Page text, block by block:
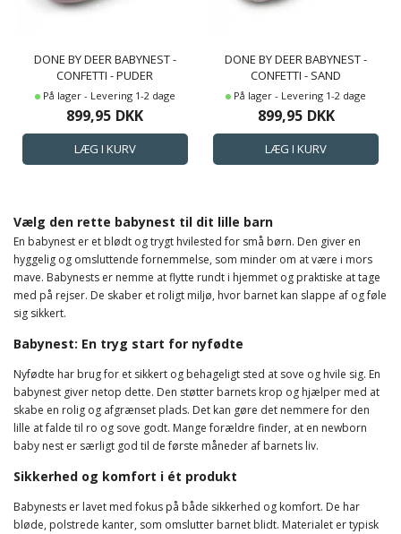
DONE BY DEER BABYNEST -
CONFETTI - PUDER
På lager - Levering 1-2 dage
899,95 DKK
DONE BY DEER BABYNEST -
CONFETTI - SAND
På lager - Levering 1-2 dage
899,95 DKK
Vælg den rette babynest til dit lille barn
En babynest er et blødt og trygt hvilested for små børn. Den giver en
hyggelig og omsluttende fornemmelse, som minder om at være i mors
mave. Babynests er nemme at flytte rundt i hjemmet og praktiske at tage
med på rejser. De skaber et roligt miljø, hvor barnet kan slappe af og føle
sig sikkert.
Babynest: En tryg start for nyfødte
Nyfødte har brug for et sikkert og behageligt sted at sove og hvile sig. En
babynest giver netop dette. Den støtter barnets krop og hjælper med at
skabe en rolig og afgrænset plads. Det kan gøre det nemmere for den
lille at falde til ro og sove godt. Mange forældre finder, at en newborn
baby nest er særligt god til de første måneder af barnets liv.
Sikkerhed og komfort i ét produkt
Babynests er lavet med fokus på både sikkerhed og komfort. De har
bløde, polstrede kanter, som omslutter barnet blidt. Materialet er typisk